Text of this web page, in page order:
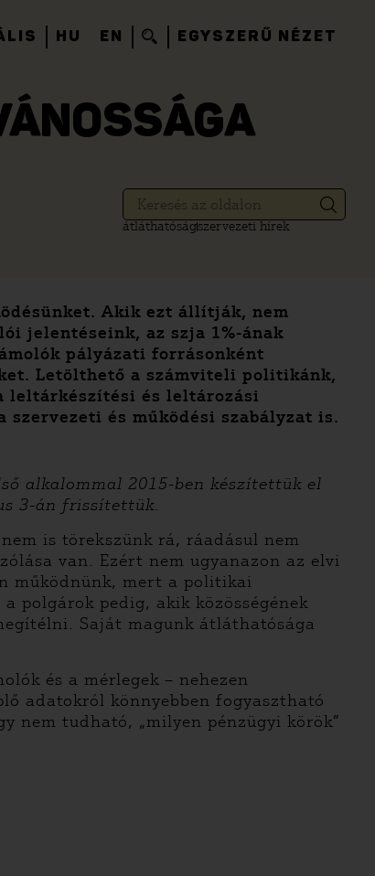
HU EN EGYSZERŰ NÉZET
átláthatóságszervezeti hírek
Akik ezt állítják, nem
jelentéseink, az szja 1%-ának
pályázati forrásonként
Letölthető a számviteli politikánk,
leltárkészítési és leltározási
és működési szabályzat is.
alkalommal 2015-ben készítettük el
3-án frissítettük.
is törekszünk rá, ráadásul nem
van. Ezért nem ugyanazon az elvi
működnünk, mert a politikai
polgárok pedig, akik közösségének
Saját magunk átláthatósága
és a mérlegek – nehezen
adatokról könnyebben fogyasztható
nem tudható, „milyen pénzügyi körök”